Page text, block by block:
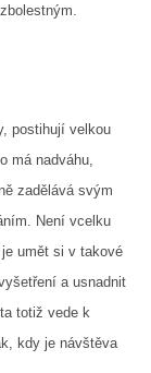
, postihují velkou
má nadváhu,
zadělává svým
Není vcelku
umět si v takové
a usnadnit
totiž vede k
kdy je návštěva